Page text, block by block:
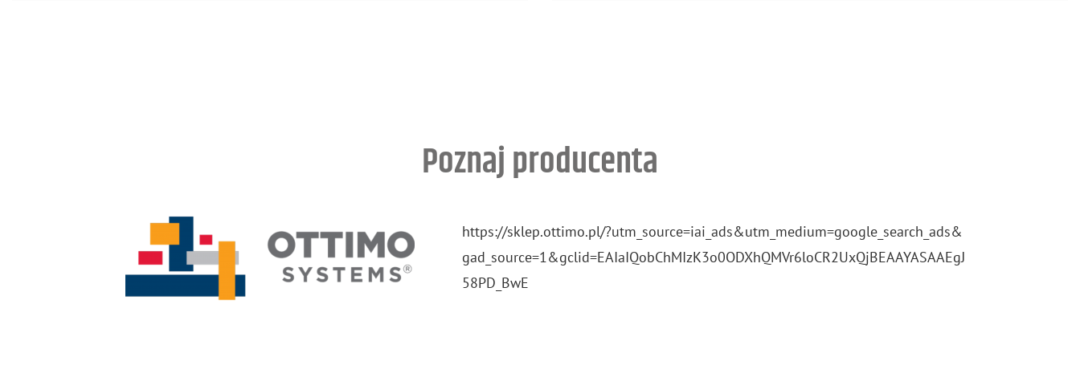
Poznaj producenta
https://​sklep.​ottimo.​pl/?​utm_​source=iai_​ads&​utm_​med​ium=goo​gle_​search_​ads&​
gad_​source=1&​gcl​id=EAI​aIQo​bChM​IzK3​o0OD​XhQM​Vr6l​oCR2​UxQj​BEAA​YASA​AEgJ​
58PD​_​BwE